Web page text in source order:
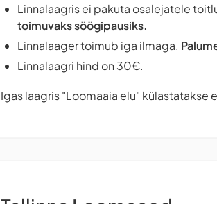
Linnalaagris ei pakuta osalejatele
toimuvaks söögipausiks.
Linnalaager toimub iga ilmaga.
Linnalaagri hind on 30€.
Igas laagris "Loomaaia elu" külastatakse